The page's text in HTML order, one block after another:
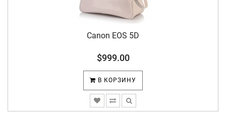
Canon EOS 5D
$999.00
В КОРЗИНУ